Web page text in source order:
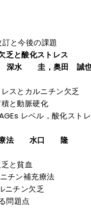
と今後の課題
乏と酸化ストレス
深水 圭，奥田 誠
スとカルニチン欠乏
と動脈硬化
レベル，酸化スト
充療法 水口 隆
と貧血
チン補充療法
ニチン欠乏
問題点